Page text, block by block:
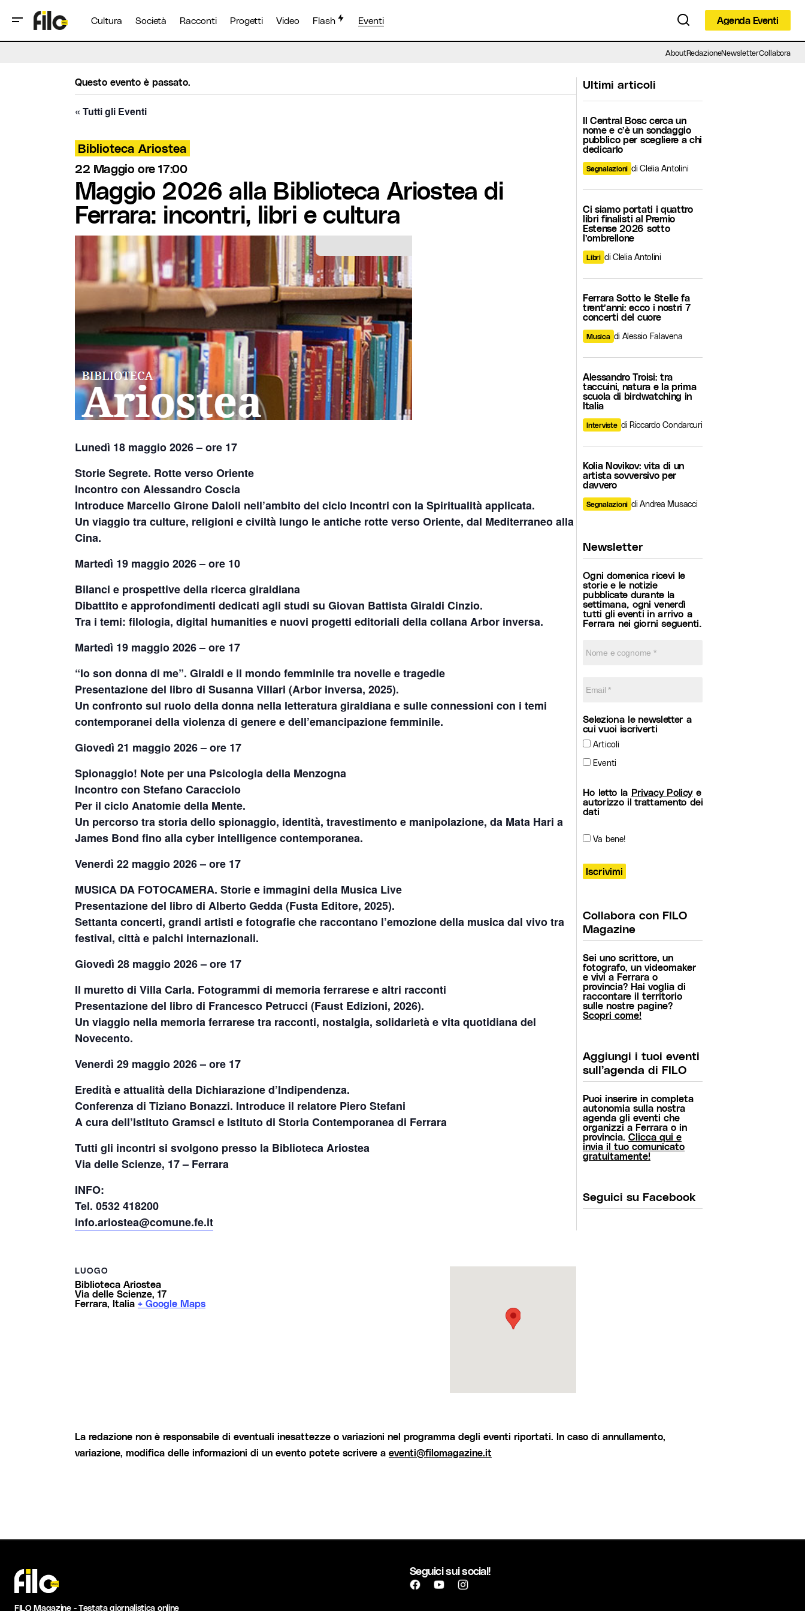
Cultura Società Racconti Progetti Video Flash Eventi
Agenda Eventi
Agenda Eventi
AboutRedazioneNewsletterCollabora
Questo evento è passato.
« Tutti gli Eventi
Biblioteca Ariostea
22 Maggio ore 17:00
Maggio 2026 alla Biblioteca Ariostea di
Ferrara: incontri, libri e cultura
Lunedì 18 maggio 2026 – ore 17
Storie Segrete. Rotte verso Oriente
Incontro con Alessandro Coscia
Introduce Marcello Girone Daloli nell’ambito del ciclo Incontri con la Spiritualità applicata.
Un viaggio tra culture, religioni e civiltà lungo le antiche rotte verso Oriente, dal Mediterraneo alla
Cina.
Martedì 19 maggio 2026 – ore 10
Bilanci e prospettive della ricerca giraldiana
Dibattito e approfondimenti dedicati agli studi su Giovan Battista Giraldi Cinzio.
Tra i temi: filologia, digital humanities e nuovi progetti editoriali della collana Arbor inversa.
Martedì 19 maggio 2026 – ore 17
“Io son donna di me”. Giraldi e il mondo femminile tra novelle e tragedie
Presentazione del libro di Susanna Villari (Arbor inversa, 2025).
Un confronto sul ruolo della donna nella letteratura giraldiana e sulle connessioni con i temi
contemporanei della violenza di genere e dell’emancipazione femminile.
Giovedì 21 maggio 2026 – ore 17
Spionaggio! Note per una Psicologia della Menzogna
Incontro con Stefano Caracciolo
Per il ciclo Anatomie della Mente.
Un percorso tra storia dello spionaggio, identità, travestimento e manipolazione, da Mata Hari a
James Bond fino alla cyber intelligence contemporanea.
Venerdì 22 maggio 2026 – ore 17
MUSICA DA FOTOCAMERA. Storie e immagini della Musica Live
Presentazione del libro di Alberto Gedda (Fusta Editore, 2025).
Settanta concerti, grandi artisti e fotografie che raccontano l’emozione della musica dal vivo tra
festival, città e palchi internazionali.
Giovedì 28 maggio 2026 – ore 17
Il muretto di Villa Carla. Fotogrammi di memoria ferrarese e altri racconti
Presentazione del libro di Francesco Petrucci (Faust Edizioni, 2026).
Un viaggio nella memoria ferrarese tra racconti, nostalgia, solidarietà e vita quotidiana del
Novecento.
Venerdì 29 maggio 2026 – ore 17
Eredità e attualità della Dichiarazione d’Indipendenza.
Conferenza di Tiziano Bonazzi. Introduce il relatore Piero Stefani
A cura dell’Istituto Gramsci e Istituto di Storia Contemporanea di Ferrara
Tutti gli incontri si svolgono presso la Biblioteca Ariostea
Via delle Scienze, 17 – Ferrara
INFO:
Tel. 0532 418200
info.ariostea@comune.fe.it
LUOGO
Biblioteca Ariostea
Via delle Scienze, 17
Ferrara, Italia + Google Maps
Ultimi articoli
Il Central Bosc cerca un
nome e c’è un sondaggio
pubblico per scegliere a chi
dedicarlo
Segnalazioni di Clelia Antolini
Ci siamo portati i quattro
libri finalisti al Premio
Estense 2026 sotto
l’ombrellone
Libri di Clelia Antolini
Ferrara Sotto le Stelle fa
trent’anni: ecco i nostri 7
concerti del cuore
Musica di Alessio Falavena
Alessandro Troisi: tra
taccuini, natura e la prima
scuola di birdwatching in
Italia
Interviste di Riccardo Condarcuri
Kolia Novikov: vita di un
artista sovversivo per
davvero
Segnalazioni di Andrea Musacci
Newsletter
Ogni domenica ricevi le
storie e le notizie
pubblicate durante la
settimana, ogni venerdì
tutti gli eventi in arrivo a
Ferrara nei giorni seguenti.
Seleziona le newsletter a
cui vuoi iscriverti
Articoli
Eventi
Ho letto la Privacy Policye
autorizzo il trattamento dei
dati
Va bene!
Collabora con FILO
Magazine
Sei uno scrittore, un
fotografo, un videomaker
e vivi a Ferrara o
provincia? Hai voglia di
raccontare il territorio
sulle nostre pagine?
Scopri come!
Aggiungi i tuoi eventi
sull’agenda di FILO
Puoi inserire in completa
autonomia sulla nostra
agenda gli eventi che
organizzi a Ferrara o in
provincia. Clicca qui e
invia il tuo comunicato
gratuitamente!
Seguici su Facebook
La redazione non è responsabile di eventuali inesattezze o variazioni nel programma degli eventi riportati. In caso di annullamento,
variazione, modifica delle informazioni di un evento potete scrivere a eventi@filomagazine.it
FILO Magazine - Testata giornalistica online
Seguici sui social!